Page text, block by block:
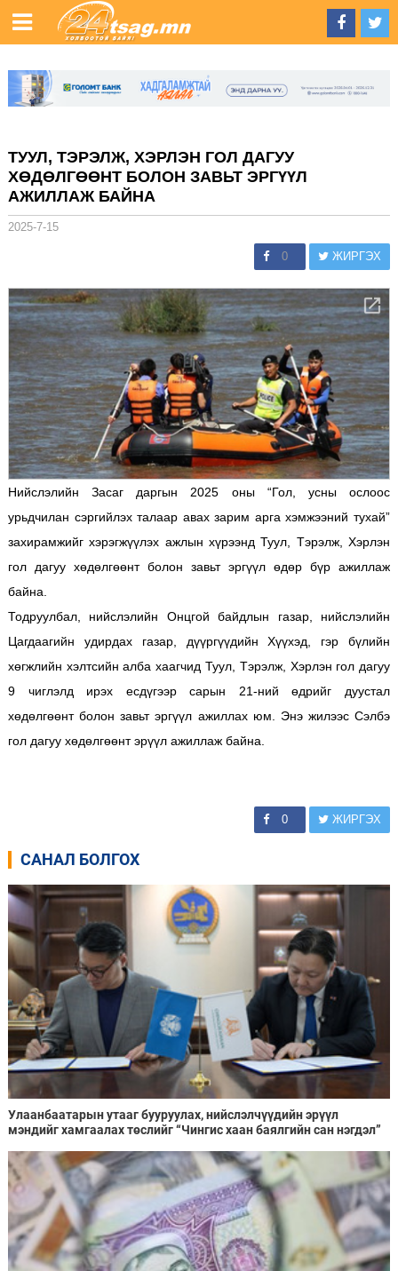
ТУУЛ, ТЭРЭЛЖ, ХЭРЛЭН ГОЛ ДАГУУ
ХӨДӨЛГӨӨНТ БОЛОН ЗАВЬТ ЭРГҮҮЛ
АЖИЛЛАЖ БАЙНА
2025-7-15
0 ЖИРГЭХ
Нийслэлийн Засаг даргын 2025 оны “Гол, усны ослоос
урьдчилан сэргийлэх талаар авах зарим арга хэмжээний тухай”
захирамжийг хэрэгжүүлэх ажлын хүрээнд Туул, Тэрэлж, Хэрлэн
гол дагуу хөдөлгөөнт болон завьт эргүүл өдөр бүр ажиллаж
байна.
Тодруулбал, нийслэлийн Онцгой байдлын газар, нийслэлийн
Цагдаагийн удирдах газар, дүүргүүдийн Хүүхэд, гэр бүлийн
хөгжлийн хэлтсийн алба хаагчид Туул, Тэрэлж, Хэрлэн гол дагуу
9 чиглэлд ирэх есдүгээр сарын 21-ний өдрийг дуустал
хөдөлгөөнт болон завьт эргүүл ажиллах юм. Энэ жилээс Сэлбэ
гол дагуу хөдөлгөөнт эрүүл ажиллаж байна.
0 ЖИРГЭХ
САНАЛ БОЛГОХ
Улаанбаатарын утааг бууруулах, нийслэлчүүдийн эрүүл
мэндийг хамгаалах төслийг “Чингис хаан баялгийн сан нэгдэл”